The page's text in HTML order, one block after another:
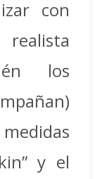
con
los
y el